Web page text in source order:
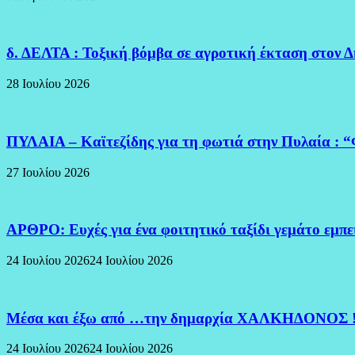
δ. ΔΕΛΤΑ : Τοξική βόμβα σε αγροτική έκταση στον
28 Ιουλίου 2026
ΠΥΛΑΙΑ – Καϊτεζίδης για τη φωτιά στην Πυλαία :
27 Ιουλίου 2026
ΑΡΘΡΟ: Ευχές για ένα φοιτητικό ταξίδι γεμάτο
24 Ιουλίου 202624 Ιουλίου 2026
Μέσα και έξω από …την δημαρχία ΧΑΛΚΗΔΟΝΟΣ !
24 Ιουλίου 202624 Ιουλίου 2026